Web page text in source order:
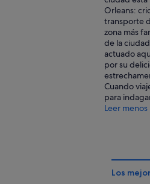
Orleans:
transporte
zona más
de la
actuado
por su
Cuando
para
Leer menos
Los